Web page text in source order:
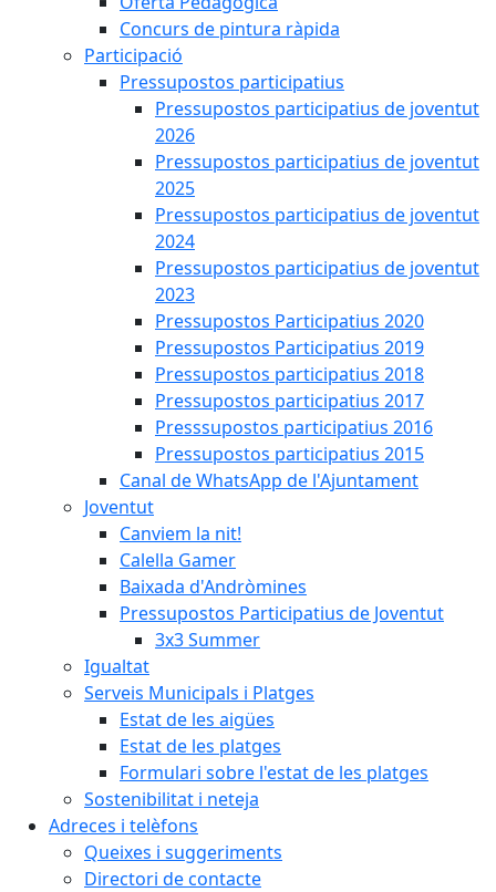
Concurs de pintura ràpida
Participació
Pressupostos participatius
Pressupostos participatius de joventut
2026
Pressupostos participatius de joventut
2025
Pressupostos participatius de joventut
2024
Pressupostos participatius de joventut
2023
Pressupostos Participatius 2020
Pressupostos Participatius 2019
Pressupostos participatius 2018
Pressupostos participatius 2017
Presssupostos participatius 2016
Pressupostos participatius 2015
Canal de WhatsApp de l'Ajuntament
Joventut
Canviem la nit!
Calella Gamer
Baixada d'Andròmines
Pressupostos Participatius de Joventut
3x3 Summer
Igualtat
Serveis Municipals i Platges
Estat de les aigües
Estat de les platges
Formulari sobre l'estat de les platges
Sostenibilitat i neteja
Adreces i telèfons
Queixes i suggeriments
Directori de contacte